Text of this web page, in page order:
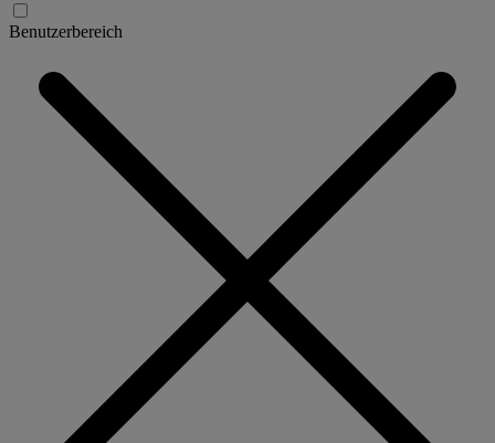
Benutzerbereich